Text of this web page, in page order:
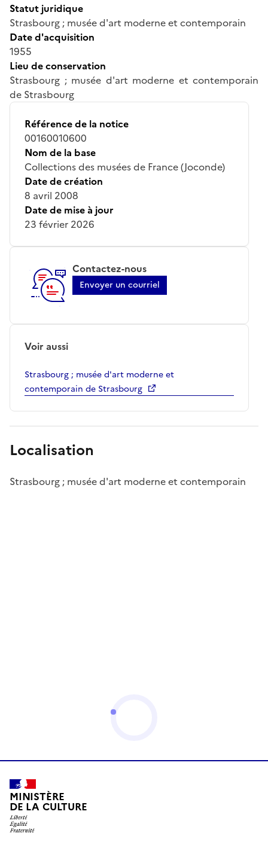
Statut juridique
Strasbourg ; musée d'art moderne et contemporain
Date d'acquisition
1955
Lieu de conservation
Strasbourg ; musée d'art moderne et contemporain
de Strasbourg
Référence de la notice
00160010600
Nom de la base
Collections des musées de France (Joconde)
Date de création
8 avril 2008
Date de mise à jour
23 février 2026
Contactez-nous
Envoyer un courriel
Voir aussi
Strasbourg ; musée d'art moderne et
contemporain de Strasbourg
Localisation
Strasbourg ; musée d'art moderne et contemporain
MINISTÈRE
DE LA CULTURE